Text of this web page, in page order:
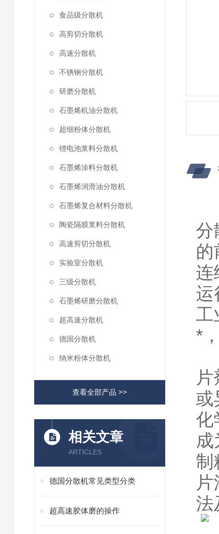
食品级分散机
高剪切分散机
高速分散机
不锈钢分散机
研磨分散机
石墨烯机油分散机
超细粉体分散机
锂电池浆料分散机
石墨烯涂料分散机
石墨烯润滑油分散机
石墨烯复合材料分散机
陶瓷隔膜浆料分散机
高速剪切分散机
实验室分散机
三级分散机
石墨烯研磨分散机
超高速分散机
德国分散机
纳米粉体分散机
查看全部产品 >>
相关文章
ARTICLES
德国分散机常见类型分类
超高速胶体磨的操作
分
的
连
运
工
*
或
化
制
法